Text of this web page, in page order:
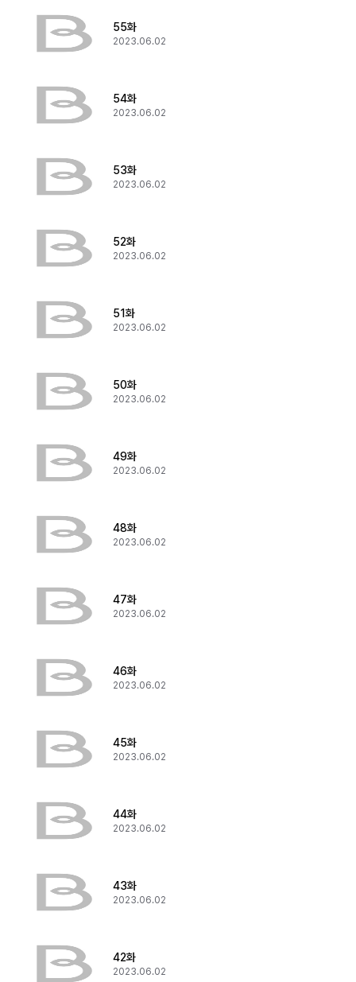
55화
2023.06.02
54화
2023.06.02
53화
2023.06.02
52화
2023.06.02
51화
2023.06.02
50화
2023.06.02
49화
2023.06.02
48화
2023.06.02
47화
2023.06.02
46화
2023.06.02
45화
2023.06.02
44화
2023.06.02
43화
2023.06.02
42화
2023.06.02